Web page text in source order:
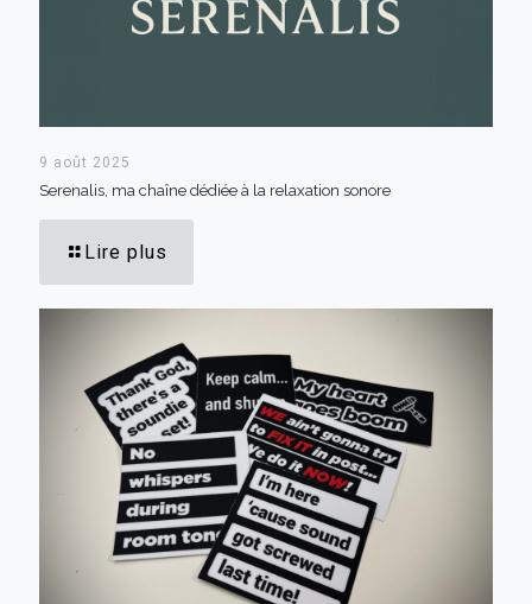
9 août 2025
Serenalis, ma chaîne dédiée à la relaxation sonore
Lire plus